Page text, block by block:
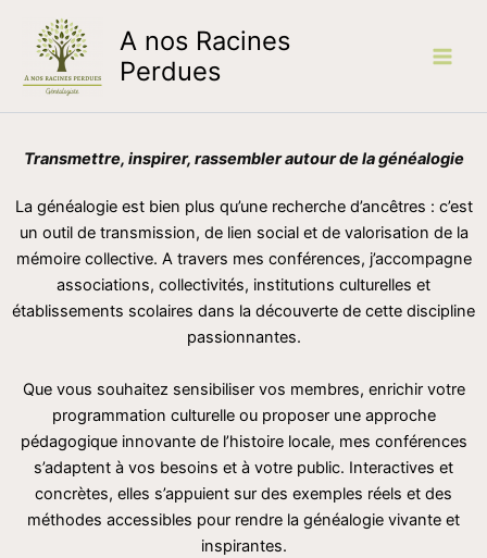
contenu
A nos Racines
Perdues
Transmettre, inspirer, rassembler autour de la généalogie
La généalogie est bien plus qu’une recherche d’ancêtres : c’est
un outil de transmission, de lien social et de valorisation de la
mémoire collective. A travers mes conférences, j’accompagne
associations, collectivités, institutions culturelles et
établissements scolaires dans la découverte de cette discipline
passionnantes.
Que vous souhaitez sensibiliser vos membres, enrichir votre
programmation culturelle ou proposer une approche
pédagogique innovante de l’histoire locale, mes conférences
s’adaptent à vos besoins et à votre public. Interactives et
concrètes, elles s’appuient sur des exemples réels et des
méthodes accessibles pour rendre la généalogie vivante et
inspirantes.